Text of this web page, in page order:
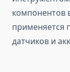
компонентов
применяется
датчиков и